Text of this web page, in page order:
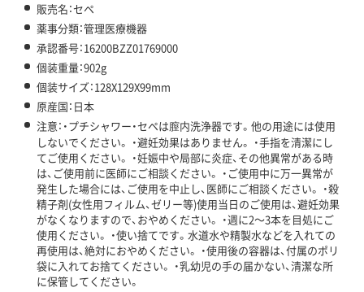
販売名：セペ
薬事分類：管理医療機器
承認番号：16200BZZ01769000
個装重量：902g
個装サイズ：128X129X99mm
原産国：日本
注意：・プチシャワー・セペは膣内洗浄器です。他の用途には使用
しないでください。 ・避妊効果はありません。 ・手指を清潔にし
てご使用ください。 ・妊娠中や局部に炎症、その他異常がある時
は、ご使用前に医師にご相談ください。 ・ご使用中に万一異常が
発生した場合には、ご使用を中止し、医師にご相談ください。 ・殺
精子剤(女性用フィルム、ゼリー等)使用当日のご使用は、避妊効果
がなくなりますので、おやめください。 ・週に2～3本を目処にご
使用ください。 ・使い捨てです。水道水や精製水などを入れての
再使用は、絶対におやめください。 ・使用後の容器は、付属のポリ
袋に入れてお捨てください。 ・乳幼児の手の届かない、清潔な所
に保管してください。